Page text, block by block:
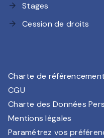
arrow_forward Stages
arrow_forward Cession de droits
Charte de référencement
CGU
Charte des Données
Mentions légales
Paramétrez vos